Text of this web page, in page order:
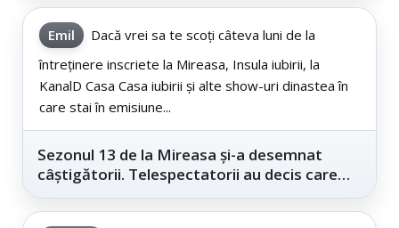
Emil
Dacă vrei sa te scoți câteva luni de la
întreținere inscriete la Mireasa, Insula iubirii, la
KanalD Casa Casa iubirii și alte show-uri dinastea în
care stai în emisiune...
Sezonul 13 de la Mireasa și-a desemnat
câștigătorii. Telespectatorii au decis care